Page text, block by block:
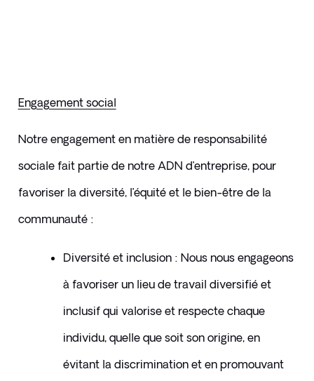
Engagement social
Notre engagement en matière de responsabilité
sociale fait partie de notre ADN d’entreprise, pour
favoriser la diversité, l’équité et le bien-être de la
communauté :
Diversité et inclusion : Nous nous engageons
à favoriser un lieu de travail diversifié et
inclusif qui valorise et respecte chaque
individu, quelle que soit son origine, en
évitant la discrimination et en promouvant